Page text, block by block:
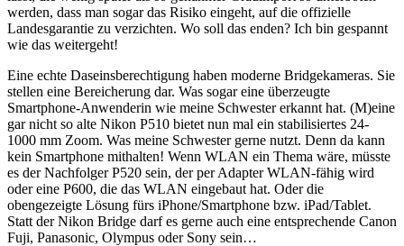
werden, dass man sogar das Risiko eingeht, auf die offizielle
Landesgarantie zu verzichten. Wo soll das enden? Ich bin gespannt
wie das weitergeht!
Eine echte Daseinsberechtigung haben moderne Bridgekameras. Sie
stellen eine Bereicherung dar. Was sogar eine überzeugte
Smartphone-Anwenderin wie meine Schwester erkannt hat. (M)eine
gar nicht so alte Nikon P510 bietet nun mal ein stabilisiertes 24-
1000 mm Zoom. Was meine Schwester gerne nutzt. Denn da kann
kein Smartphone mithalten! Wenn WLAN ein Thema wäre, müsste
es der Nachfolger P520 sein, der per Adapter WLAN-fähig wird
oder eine P600, die das WLAN eingebaut hat. Oder die
obengezeigte Lösung fürs iPhone/Smartphone bzw. iPad/Tablet.
Statt der Nikon Bridge darf es gerne auch eine entsprechende Canon
Fuji, Panasonic, Olympus oder Sony sein…